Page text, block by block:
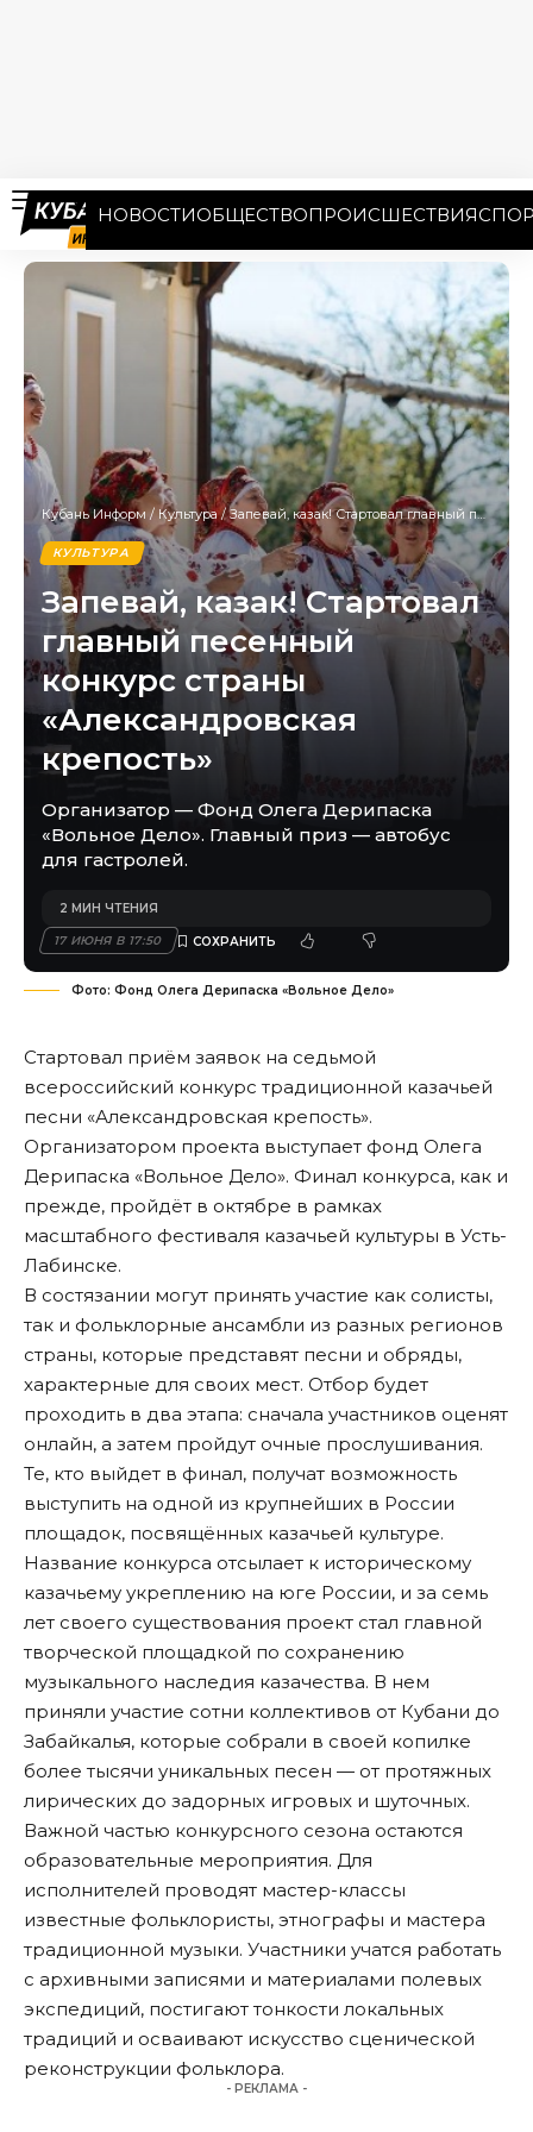
НОВОСТИОБЩЕСТВОПРОИСШЕСТВИЯ
Кубань Информ / Культура/Запевай, казак! Стартовал главный песенный конкурс страны «Александровская крепость»
КУЛЬТУРА
Запевай, казак! Стартовал
главный песенный
конкурс страны
«Александровская
крепость»
Организатор — Фонд Олега Дерипаска
«Вольное Дело». Главный приз — автобус
для гастролей.
17 ИЮНЯ В 17:50
2 МИН ЧТЕНИЯ
Фото: Фонд Олега Дерипаска «Вольное Дело»
Стартовал приём заявок на седьмой
всероссийский конкурс традиционной казачьей
песни «Александровская крепость».
Организатором проекта выступает фонд Олега
Дерипаска «Вольное Дело». Финал конкурса, как и
прежде, пройдёт в октябре в рамках
масштабного фестиваля казачьей культуры в Усть-
Лабинске.
В состязании могут принять участие как солисты,
так и фольклорные ансамбли из разных регионов
страны, которые представят песни и обряды,
характерные для своих мест. Отбор будет
проходить в два этапа: сначала участников оценят
онлайн, а затем пройдут очные прослушивания.
Те, кто выйдет в финал, получат возможность
выступить на одной из крупнейших в России
площадок, посвящённых казачьей культуре.
Название конкурса отсылает к историческому
казачьему укреплению на юге России, и за семь
лет своего существования проект стал главной
творческой площадкой по сохранению
музыкального наследия казачества. В нем
приняли участие сотни коллективов от Кубани до
Забайкалья, которые собрали в своей копилке
более тысячи уникальных песен — от протяжных
лирических до задорных игровых и шуточных.
Важной частью конкурсного сезона остаются
образовательные мероприятия. Для
исполнителей проводят мастер-классы
известные фольклористы, этнографы и мастера
традиционной музыки. Участники учатся работать
с архивными записями и материалами полевых
экспедиций, постигают тонкости локальных
традиций и осваивают искусство сценической
реконструкции фольклора.
- РЕКЛАМА -